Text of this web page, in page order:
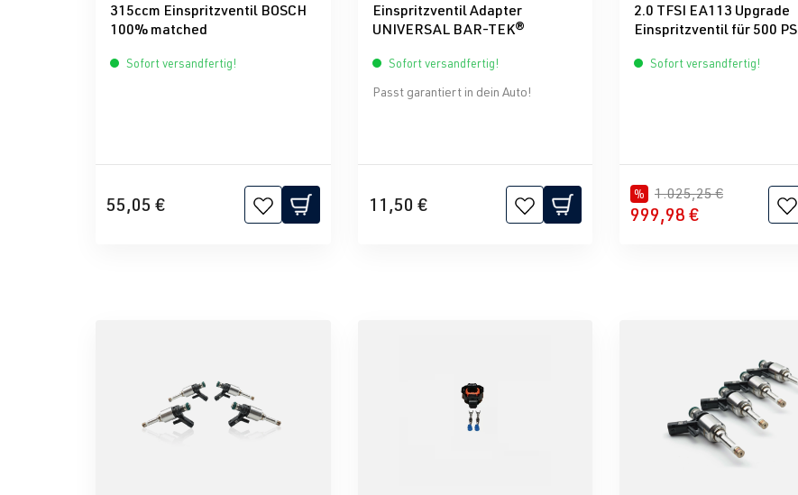
315ccm Einspritzventil BOSCH
100% matched
Sofort versandfertig!
55,05 €
Einspritzventil Adapter
UNIVERSAL BAR-TEK®
Sofort versandfertig!
Passt garantiert in dein Auto!
11,50 €
2.0 TFSI EA113 Upgrade
Einspritzventil für 500 PS
Sofort versandfertig!
% 1.025,25 €
999,98 €